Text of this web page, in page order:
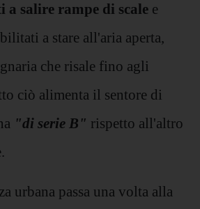
a salire rampe di scale e
a stare all'aria aperta,
che risale fino agli
ciò alimenta il sentore di
"di serie B" rispetto all'altro
urbana passa una volta alla